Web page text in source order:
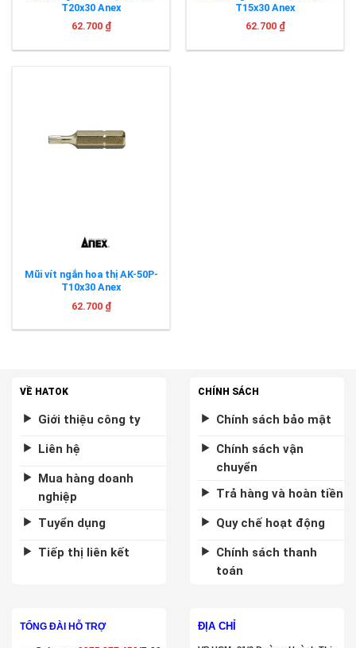
T20x30 Anex
62.700 ₫
T15x30 Anex
62.700 ₫
Mũi vít ngắn hoa thị AK-50P-
T10x30 Anex
62.700 ₫
VỀ HATOK
Giới thiệu công ty
Liên hệ
Mua hàng doanh
nghiệp
Tuyển dụng
Tiếp thị liên kết
CHÍNH SÁCH
Chính sách bảo mật
Chính sách vận
chuyển
Trả hàng và hoàn tiền
Quy chế hoạt động
Chính sách thanh
toán
TỔNG ĐÀI HỖ TRỢ ĐỊA CHỈ